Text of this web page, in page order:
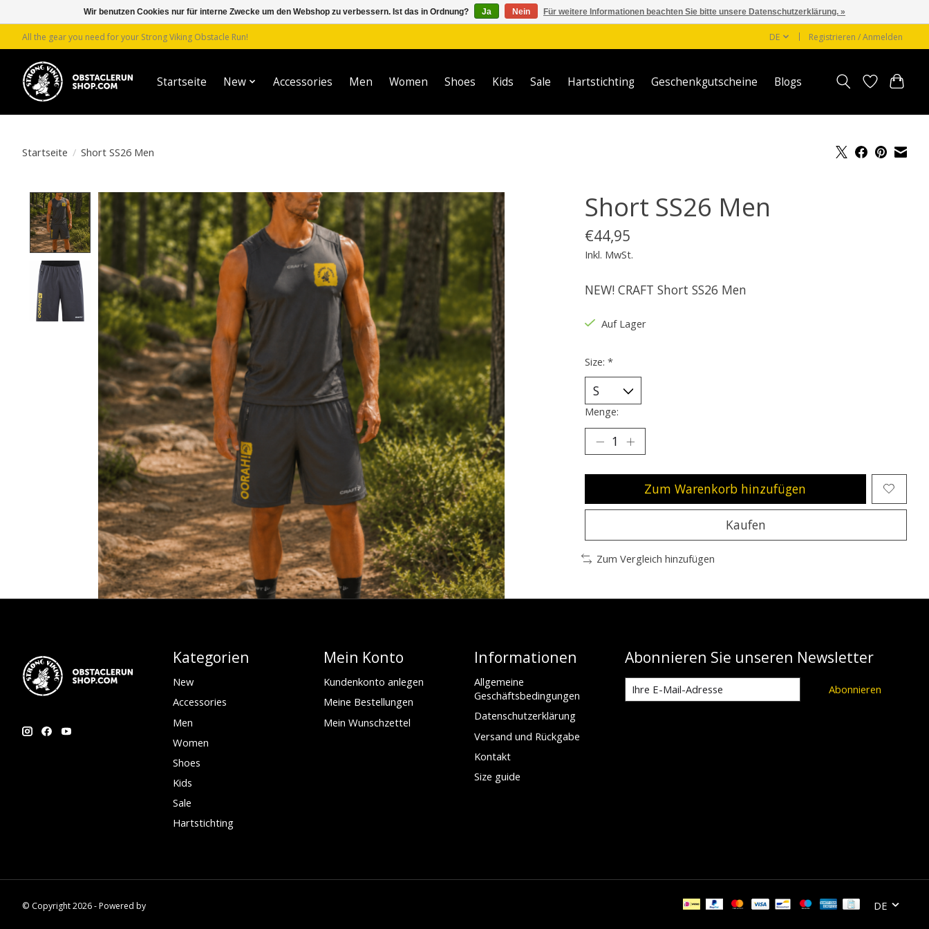
All the gear you need for your Strong Viking Obstacle Run! DE Registrieren / Anmelden
Startseite New Accessories Men Women Shoes Kids Sale Hartstichting Geschenkgutscheine Blogs
Startseite / Short SS26 Men
Product image slideshow Items Short SS26 Men
€44,95
Inkl. MwSt.
NEW! CRAFT Short SS26 Men
Auf Lager
Size: *
Menge:
Zum Warenkorb hinzufügen
Kaufen
Zum Vergleich hinzufügen
Kategorien
New
Accessories
Men
Women
Shoes
Kids
Sale
Hartstichting
Mein Konto
Kundenkonto anlegen
Meine Bestellungen
Mein Wunschzettel
Informationen
Allgemeine
Geschäftsbedingungen
Datenschutzerklärung
Versand und Rückgabe
Kontakt
Size guide
Abonnieren Sie unseren Newsletter
Abonnieren
© Copyright 2026 - Powered by DE
Wir benutzen Cookies nur für interne Zwecke um den Webshop zu verbessern. Ist das in Ordnung? Ja Nein Für weitere Informationen beachten Sie bitte unsere Datenschutzerklärung. »